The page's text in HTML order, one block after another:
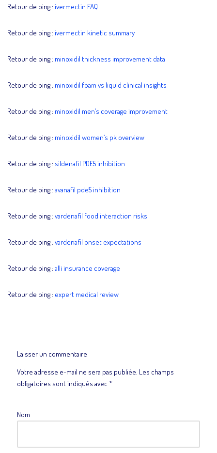
Retour de ping : ivermectin FAQ
Retour de ping : ivermectin kinetic summary
Retour de ping : minoxidil thickness improvement data
Retour de ping : minoxidil foam vs liquid clinical insights
Retour de ping : minoxidil men’s coverage improvement
Retour de ping : minoxidil women’s pk overview
Retour de ping : sildenafil PDE5 inhibition
Retour de ping : avanafil pde5 inhibition
Retour de ping : vardenafil food interaction risks
Retour de ping : vardenafil onset expectations
Retour de ping : alli insurance coverage
Retour de ping : expert medical review
Laisser un commentaire
Votre adresse e-mail ne sera pas publiée. Les champs
obligatoires sont indiqués avec *
Nom